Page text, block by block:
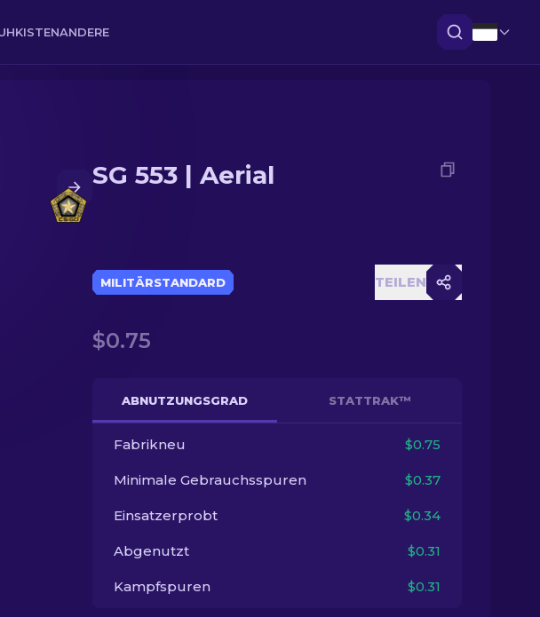
KISTENANDERE
SG 553 | Aerial
MILITÄRSTANDARD TEILEN
$0.75
ABNUTZUNGSGRAD STATTRAK™
Fabrikneu $0.75
Minimale Gebrauchsspuren $0.37
Einsatzerprobt $0.34
Abgenutzt $0.31
Kampfspuren $0.31